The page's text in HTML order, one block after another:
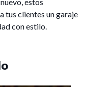
estos
tus clientes un garaje
con estilo.